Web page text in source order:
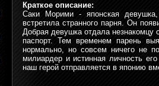
Краткое описание:
Саки Морими - японская
встретила странного парня. Он
Добрая девушка отдала незнакомцу
паспорт. Тем временем парень
нормально, но совсем ничего не
милиардер и истинная личность
наш герой отправляется в японию